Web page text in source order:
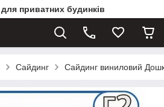
приватних будинків
Сайдинг Сайдинг виниловий